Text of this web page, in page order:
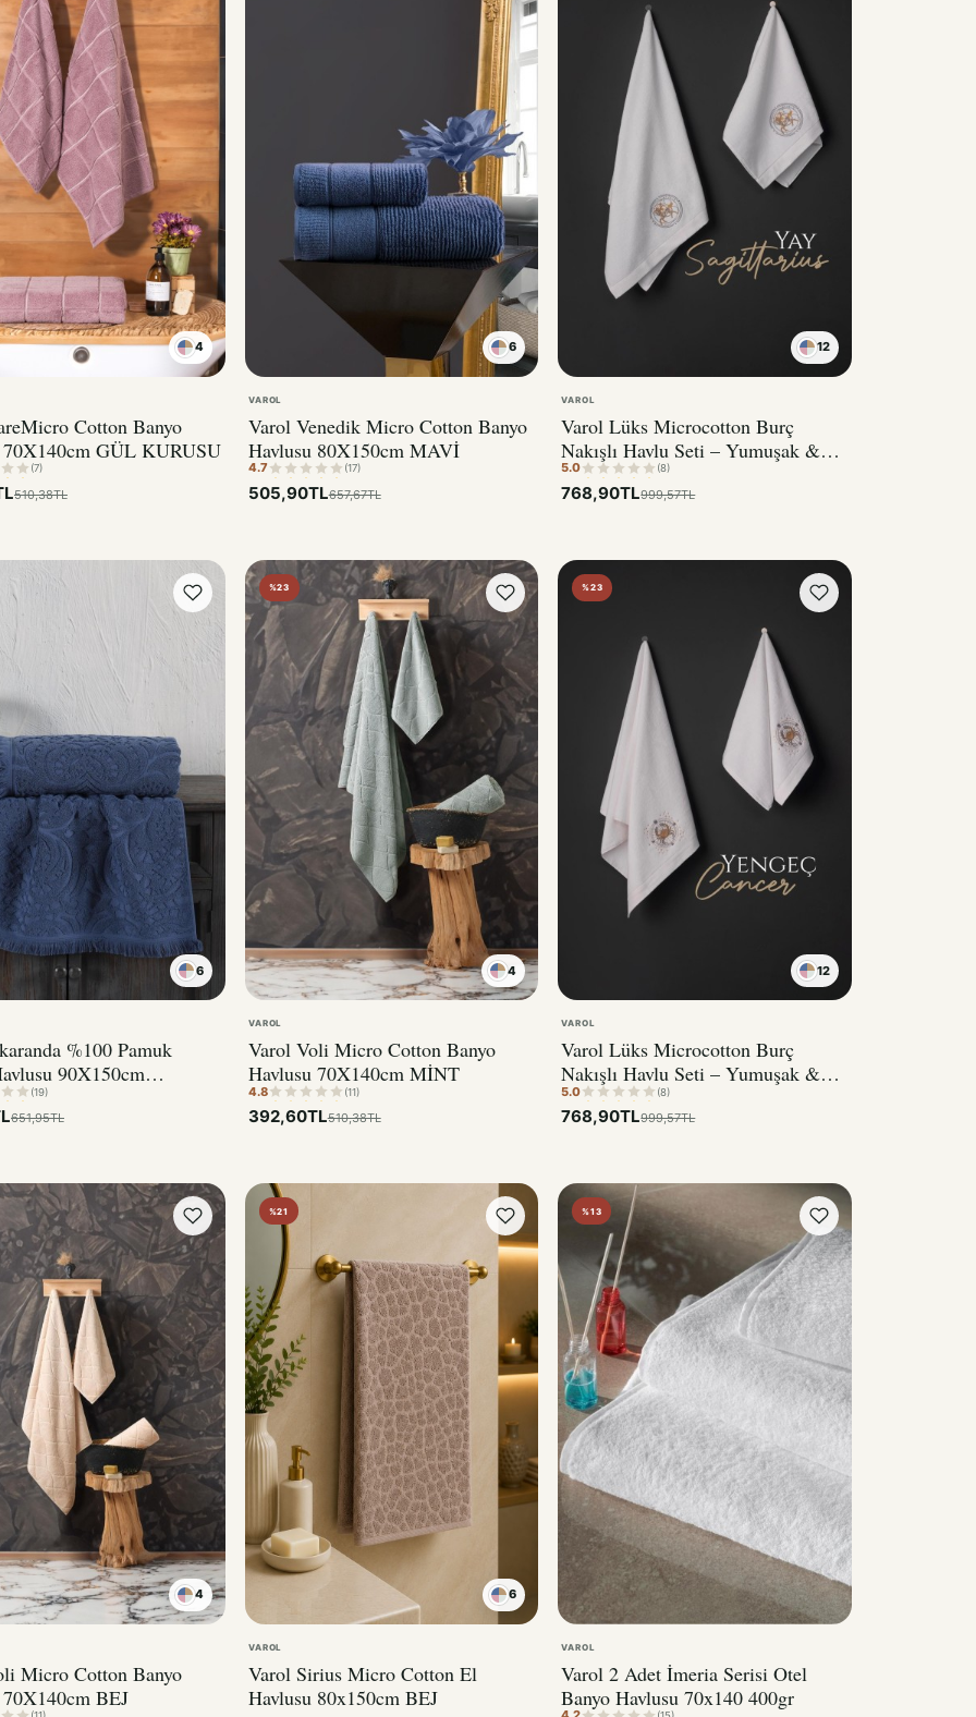
4
SOMON
Cotton Banyo
70X140cm GÜL KURUSU
(7)
510,38TL
6
VAROL
Varol Venedik Micro Cotton Banyo
Havlusu 80X150cm MAVİ
4.7 (17)
505,90TL657,67TL
12
VAROL
Varol Lüks Microcotton Burç
Nakışlı Havlu Seti – Yumuşak &
Dayanıklı YAY
5.0 (8)
768,90TL999,57TL
6
%100 Pamuk
90X150cm
(19)
651,95TL
%23
4
VAROL
Varol Voli Micro Cotton Banyo
Havlusu 70X140cm MİNT
4.8 (11)
392,60TL510,38TL
%23
12
VAROL
Varol Lüks Microcotton Burç
Nakışlı Havlu Seti – Yumuşak &
Dayanıklı YENGEÇ
5.0 (8)
768,90TL999,57TL
4
Micro Cotton Banyo
BEJ
%21
6
VAROL
Varol Sirius Micro Cotton El
Havlusu 80x150cm BEJ
%13
VAROL
Varol 2 Adet İmeria Serisi Otel
Banyo Havlusu 70x140 400gr